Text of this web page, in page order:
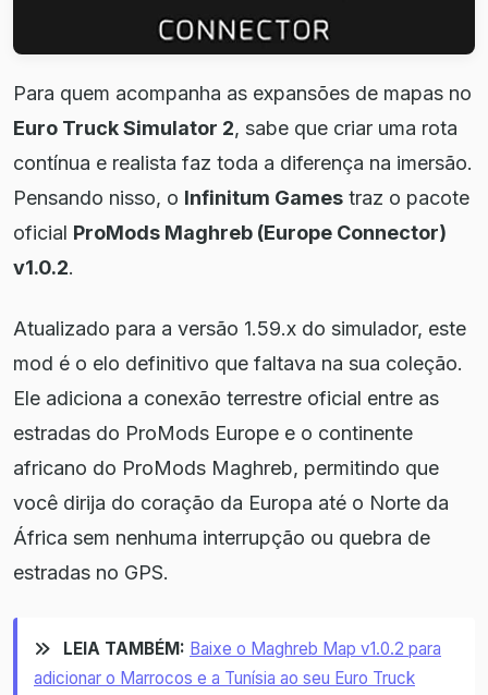
Para quem acompanha as expansões de mapas no
Euro Truck Simulator 2, sabe que criar uma rota
contínua e realista faz toda a diferença na imersão.
Pensando nisso, o Infinitum Games traz o pacote
oficial ProMods Maghreb (Europe Connector)
v1.0.2.
Atualizado para a versão 1.59.x do simulador, este
mod é o elo definitivo que faltava na sua coleção.
Ele adiciona a conexão terrestre oficial entre as
estradas do ProMods Europe e o continente
africano do ProMods Maghreb, permitindo que
você dirija do coração da Europa até o Norte da
África sem nenhuma interrupção ou quebra de
estradas no GPS.
LEIA TAMBÉM: Baixe o Maghreb Map v1.0.2 para
adicionar o Marrocos e a Tunísia ao seu Euro Truck